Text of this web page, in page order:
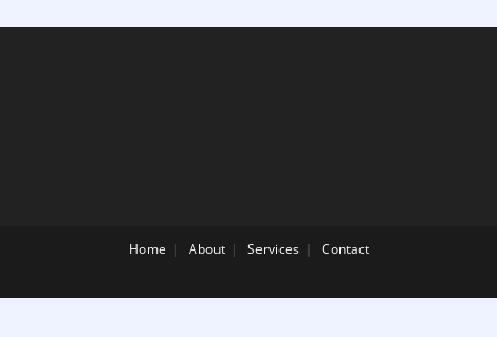
Home About Services Contact